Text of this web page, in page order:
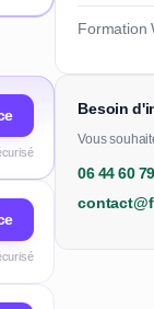
Formation
Besoin
Vous
06 44 60